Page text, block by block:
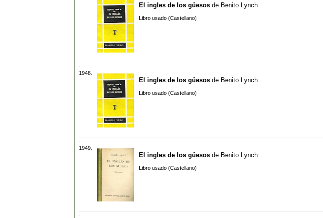
El ingles de los güesos de Benito Lynch
Libro usado (Castellano)
1948.
El ingles de los güesos de Benito Lynch
Libro usado (Castellano)
1949.
El ingles de los güesos de Benito Lynch
Libro usado (Castellano)